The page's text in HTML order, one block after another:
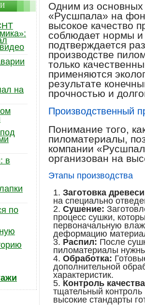
Одним из
«Русшпала» на
высокое качество
соблюдает нормы и
подтверждается
производстве
только
применяются
результате
прочностью и
Производственный
Понимание того,
пиломатериалы,
компании
организован на
Этапы производства
Заготовка
на специально
Сушение:
процесс сушки,
первоначальную
деформацию
Распил: После
пиломатериалы
Обработка:
дополнительной
характеристик.
Контроль
тщательный контроль
высокие стандарты
на
в
по